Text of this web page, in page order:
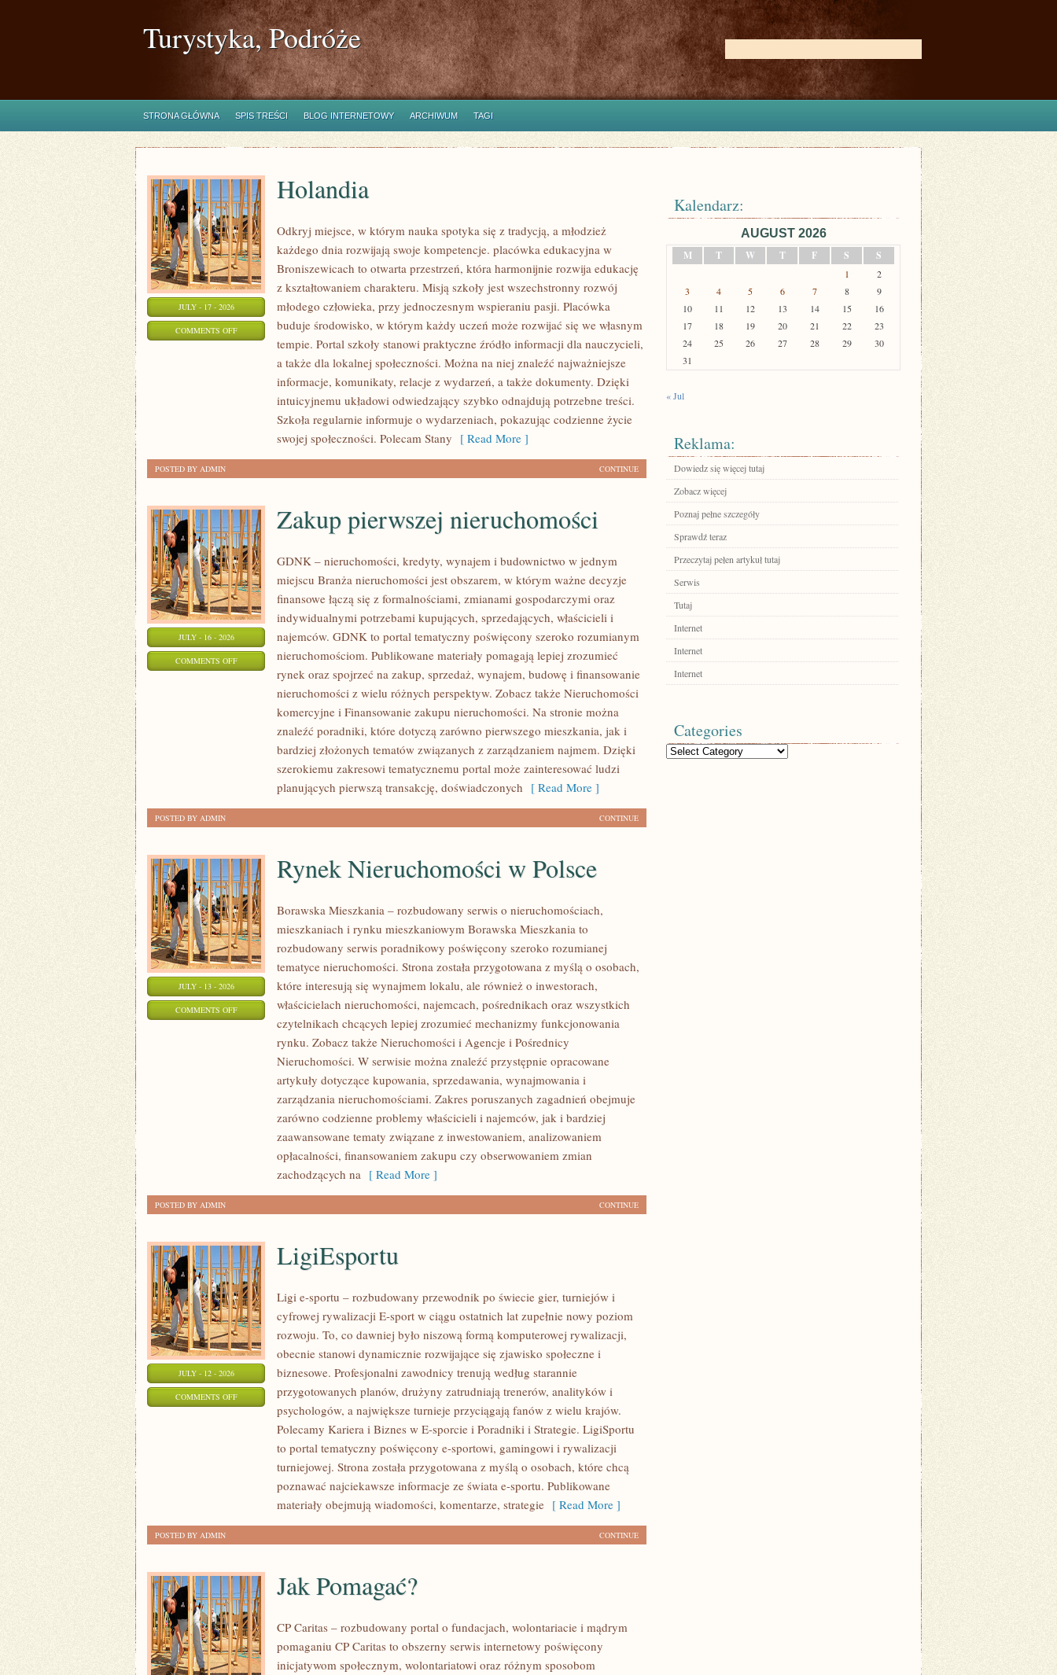
Turystyka, Podróże
STRONA GŁÓWNA SPIS TREŚCI BLOG INTERNETOWY ARCHIWUM TAGI
JULY - 17 - 2026
COMMENTS OFFON
Holandia
Odkryj miejsce, w którym nauka spotyka się z tradycją, a młodzież
każdego dnia rozwijają swoje kompetencje. placówka edukacyjna w
Broniszewicach to otwarta przestrzeń, która harmonijnie rozwija edukację
z kształtowaniem charakteru. Misją szkoły jest wszechstronny rozwój
młodego człowieka, przy jednoczesnym wspieraniu pasji. Placówka
buduje środowisko, w którym każdy uczeń może rozwijać się we własnym
tempie. Portal szkoły stanowi praktyczne źródło informacji dla nauczycieli,
a także dla lokalnej społeczności. Można na niej znaleźć najważniejsze
informacje, komunikaty, relacje z wydarzeń, a także dokumenty. Dzięki
intuicyjnemu układowi odwiedzający szybko odnajdują potrzebne treści.
Szkoła regularnie informuje o wydarzeniach, pokazując codzienne życie
swojej społeczności. Polecam Stany [ Read More ]
CONTINUE
POSTED BY ADMIN
JULY - 16 - 2026
COMMENTS OFFON
PIERWSZEJ
NIERUCHOMOŚCI
Zakup pierwszej nieruchomości
GDNK – nieruchomości, kredyty, wynajem i budownictwo w jednym
miejscu Branża nieruchomości jest obszarem, w którym ważne decyzje
finansowe łączą się z formalnościami, zmianami gospodarczymi oraz
indywidualnymi potrzebami kupujących, sprzedających, właścicieli i
najemców. GDNK to portal tematyczny poświęcony szeroko rozumianym
nieruchomościom. Publikowane materiały pomagają lepiej zrozumieć
rynek oraz spojrzeć na zakup, sprzedaż, wynajem, budowę i finansowanie
nieruchomości z wielu różnych perspektyw. Zobacz także Nieruchomości
komercyjne i Finansowanie zakupu nieruchomości. Na stronie można
znaleźć poradniki, które dotyczą zarówno pierwszego mieszkania, jak i
bardziej złożonych tematów związanych z zarządzaniem najmem. Dzięki
szerokiemu zakresowi tematycznemu portal może zainteresować ludzi
planujących pierwszą transakcję, doświadczonych [ Read More ]
CONTINUE
POSTED BY ADMIN
JULY - 13 - 2026
COMMENTS OFFON
NIERUCHOMOŚCI
Rynek Nieruchomości w Polsce
Borawska Mieszkania – rozbudowany serwis o nieruchomościach,
mieszkaniach i rynku mieszkaniowym Borawska Mieszkania to
rozbudowany serwis poradnikowy poświęcony szeroko rozumianej
tematyce nieruchomości. Strona została przygotowana z myślą o osobach,
które interesują się wynajmem lokalu, ale również o inwestorach,
właścicielach nieruchomości, najemcach, pośrednikach oraz wszystkich
czytelnikach chcących lepiej zrozumieć mechanizmy funkcjonowania
rynku. Zobacz także Nieruchomości i Agencje i Pośrednicy
Nieruchomości. W serwisie można znaleźć przystępnie opracowane
artykuły dotyczące kupowania, sprzedawania, wynajmowania i
zarządzania nieruchomościami. Zakres poruszanych zagadnień obejmuje
zarówno codzienne problemy właścicieli i najemców, jak i bardziej
zaawansowane tematy związane z inwestowaniem, analizowaniem
opłacalności, finansowaniem zakupu czy obserwowaniem zmian
zachodzących na [ Read More ]
CONTINUE
POSTED BY ADMIN
JULY - 12 - 2026
COMMENTS OFFON
LIGIESPORTU
LigiEsportu
Ligi e-sportu – rozbudowany przewodnik po świecie gier, turniejów i
cyfrowej rywalizacji E-sport w ciągu ostatnich lat zupełnie nowy poziom
rozwoju. To, co dawniej było niszową formą komputerowej rywalizacji,
obecnie stanowi dynamicznie rozwijające się zjawisko społeczne i
biznesowe. Profesjonalni zawodnicy trenują według starannie
przygotowanych planów, drużyny zatrudniają trenerów, analityków i
psychologów, a największe turnieje przyciągają fanów z wielu krajów.
Polecamy Kariera i Biznes w E-sporcie i Poradniki i Strategie. LigiSportu
to portal tematyczny poświęcony e-sportowi, gamingowi i rywalizacji
turniejowej. Strona została przygotowana z myślą o osobach, które chcą
poznawać najciekawsze informacje ze świata e-sportu. Publikowane
materiały obejmują wiadomości, komentarze, strategie [ Read More ]
CONTINUE
POSTED BY ADMIN
Jak Pomagać?
CP Caritas – rozbudowany portal o fundacjach, wolontariacie i mądrym
pomaganiu CP Caritas to obszerny serwis internetowy poświęcony
inicjatywom społecznym, wolontariatowi oraz różnym sposobom
Kalendarz:
AUGUST 2026
M
T W T F S S
1
2
3
4 5 6 7 8
9
10
11 12 13 14 15
16
17
18 19 20 21 22
23
24
25 26 27 28 29
30
31
« Jul
Reklama:
Dowiedz się więcej tutaj
Zobacz więcej
Poznaj pełne szczegóły
Sprawdź teraz
Przeczytaj pełen artykuł tutaj
Serwis
Tutaj
Internet
Internet
Internet
Categories
Categories